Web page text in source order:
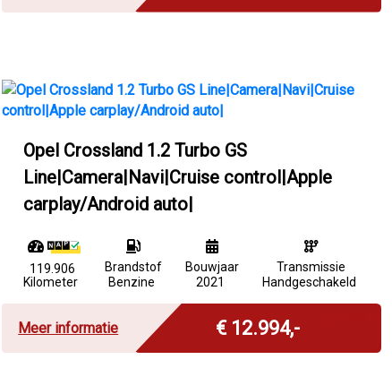
Opel Crossland 1.2 Turbo GS
Line|Camera|Navi|Cruise control|Apple
carplay/Android auto|
119.906
Kilometer
Brandstof
Benzine
Bouwjaar
2021
Transmissie
Handgeschakeld
Meer informatie € 12.994,-